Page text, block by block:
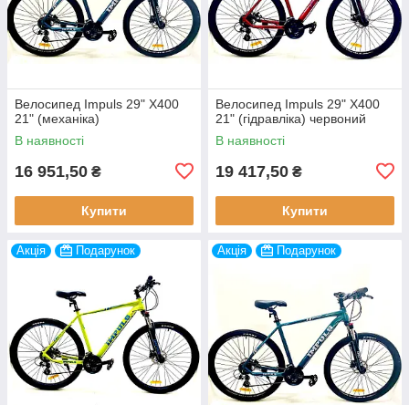
Велосипед Impuls 29" X400
21" (механіка)
В наявності
16 951,50 ₴
Купити
Велосипед Impuls 29" X400
21" (гідравліка) червоний
В наявності
19 417,50 ₴
Купити
Акція Подарунок Акція Подарунок